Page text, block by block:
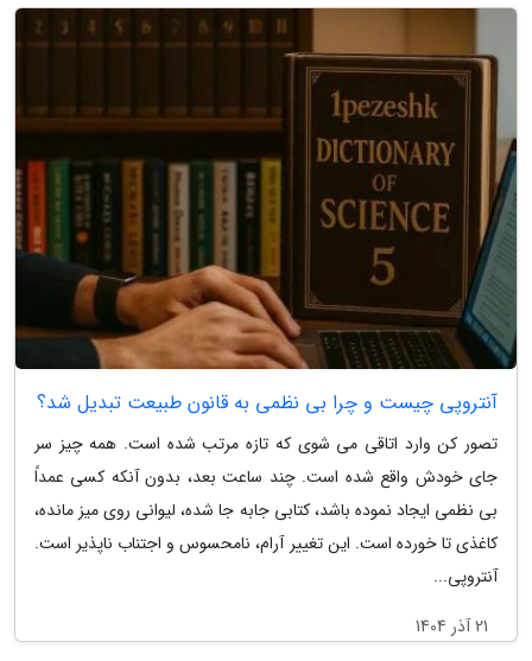
آنتروپی چیست و چرا بی نظمی به قانون طبیعت تبدیل شد؟
تصور کن وارد اتاقی می شوی که تازه مرتب شده است. همه چیز سر
جای خودش واقع شده است. چند ساعت بعد، بدون آنکه کسی عمداً
بی نظمی ایجاد نموده باشد، کتابی جابه جا شده، لیوانی روی میز مانده،
کاغذی تا خورده است. این تغییر آرام، نامحسوس و اجتناب ناپذیر است.
آنتروپی...
21 آذر 1404